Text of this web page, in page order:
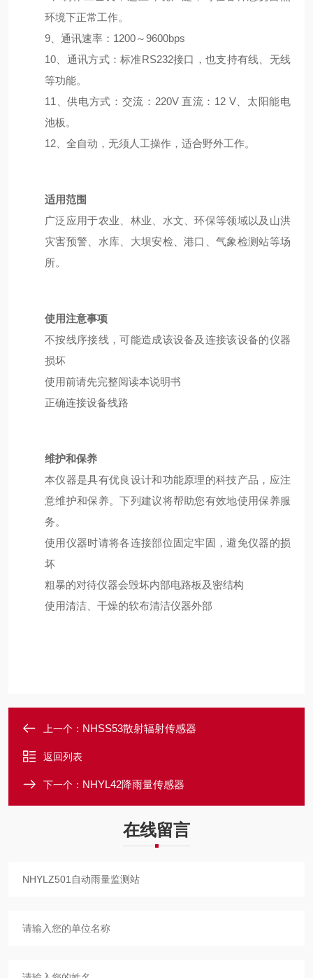
环境下正常工作。
9、通讯速率：1200～9600bps
10、通讯方式：标准RS232接口，也支持有线、无线
等功能。
11、供电方式：交流：220V 直流：12 V、太阳能电
池板。
12、全自动，无须人工操作，适合野外工作。
适用范围
广泛应用于农业、林业、水文、环保等领域以及山洪
灾害预警、水库、大坝安检、港口、气象检测站等场
所。
使用注意事项
不按线序接线，可能造成该设备及连接该设备的仪器
损坏
使用前请先完整阅读本说明书
正确连接设备线路
维护和保养
本仪器是具有优良设计和功能原理的科技产品，应注
意维护和保养。下列建议将帮助您有效地使用保养服
务。
使用仪器时请将各连接部位固定牢固，避免仪器的损
坏
粗暴的对待仪器会毁坏内部电路板及密结构
使用清洁、干燥的软布清洁仪器外部
上一个： NHSS53散射辐射传感器
返回列表
下一个： NHYL42降雨量传感器
在线留言